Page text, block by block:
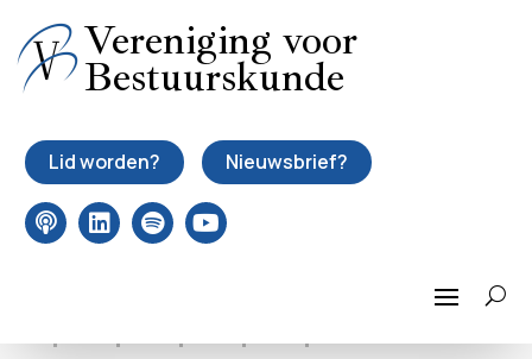
Vereniging voor
Bestuurskunde
Lid worden? Nieuwsbrief?